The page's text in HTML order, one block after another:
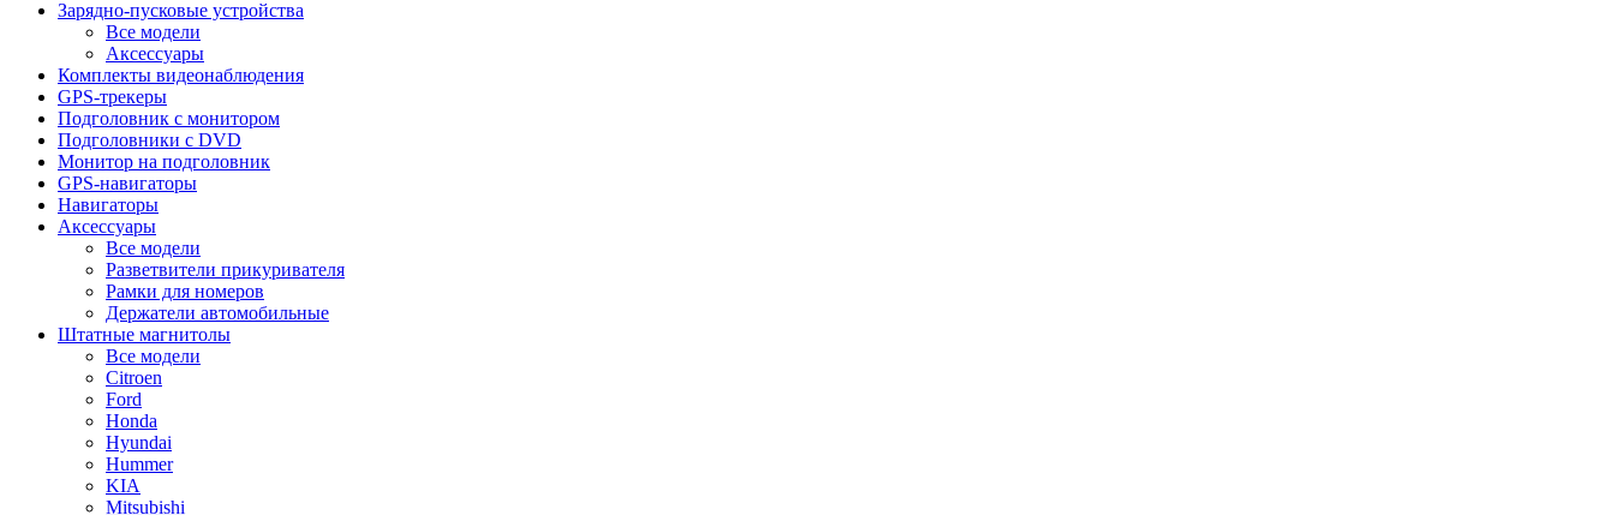
Зарядно-пусковые устройства
Все модели
Аксессуары
Комплекты видеонаблюдения
GPS-трекеры
Подголовник с монитором
Подголовники с DVD
Монитор на подголовник
GPS-навигаторы
Навигаторы
Аксессуары
Все модели
Разветвители прикуривателя
Рамки для номеров
Держатели автомобильные
Штатные магнитолы
Все модели
Citroen
Ford
Honda
Hyundai
Hummer
KIA
Mitsubishi